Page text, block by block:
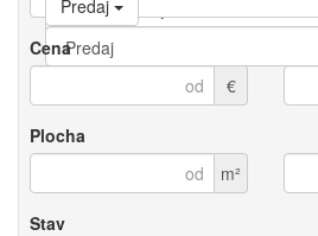
Predaj
Cena
€
Plocha
m²
Stav